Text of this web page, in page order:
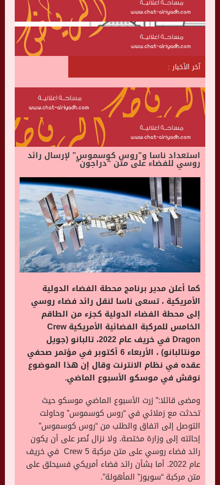
آخر الأخبار :
استعداد ناسا و”روس كوسموس” لإرسال رائد
روسي للفضاء على متن “دراجون”
كما أعلن مدير برنامج محطة الفضاء الدولية
الأمريكية ، تسعى ناسا لنقل رائد فضاء روسي
إلى محطة الفضاء الدولية كجزء من الطاقم
الخامس للمركبة الفضائية الأمريكية Crew
Dragon في خريف عام 2022، تالبانو (جويل
مونتالبانو) ، الأربعاء 6 أكتوبر في مؤتمر صحفي
عقده في نظام الانترنت وقال إن هذا الموضوع
نوقش في موسكو الأسبوع الماضي.
ومضى قائلا:” زرت الأسبوع الماضي موسكو حيث
تحدثت مع زملائي في “روس كوسموس” وحاولت
التوصل إلى اتفاق والطلب من “روس كوسموس”
إحالته إلى وزارة مختصة. ولا نزال نُصر على أن يكون
رائد فضاء روسي على متن مركبة Crew 5 في خريف
عام 2022. أما بشأن رائد فضاء أمريكي فسيحلق على
متن مركبة “سويوز” المأهولة”.